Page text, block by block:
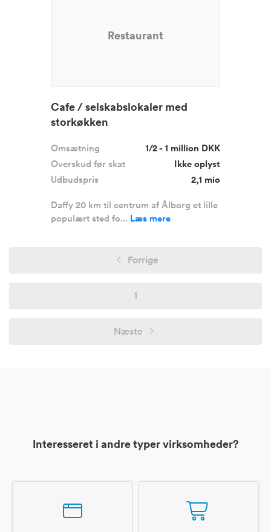
Restaurant
Cafe / selskabslokaler med
storkøkken
Omsætning
1/2 - 1 million DKK
Overskud før skat
Ikke oplyst
Udbudspris
2,1 mio
Daffy 20 km til centrum af Ålborg et lille
populært sted fo... Læs mere
Forrige
1
Næste
Interesseret i andre typer virksomheder?